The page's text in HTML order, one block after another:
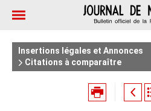
Insertions légales et Annonces
Citations à comparaître